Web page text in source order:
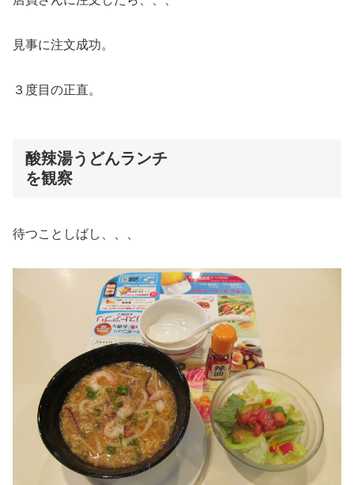
見事に注文成功。
３度目の正直。
酸辣湯うどんランチ
を観察
待つことしばし、、、